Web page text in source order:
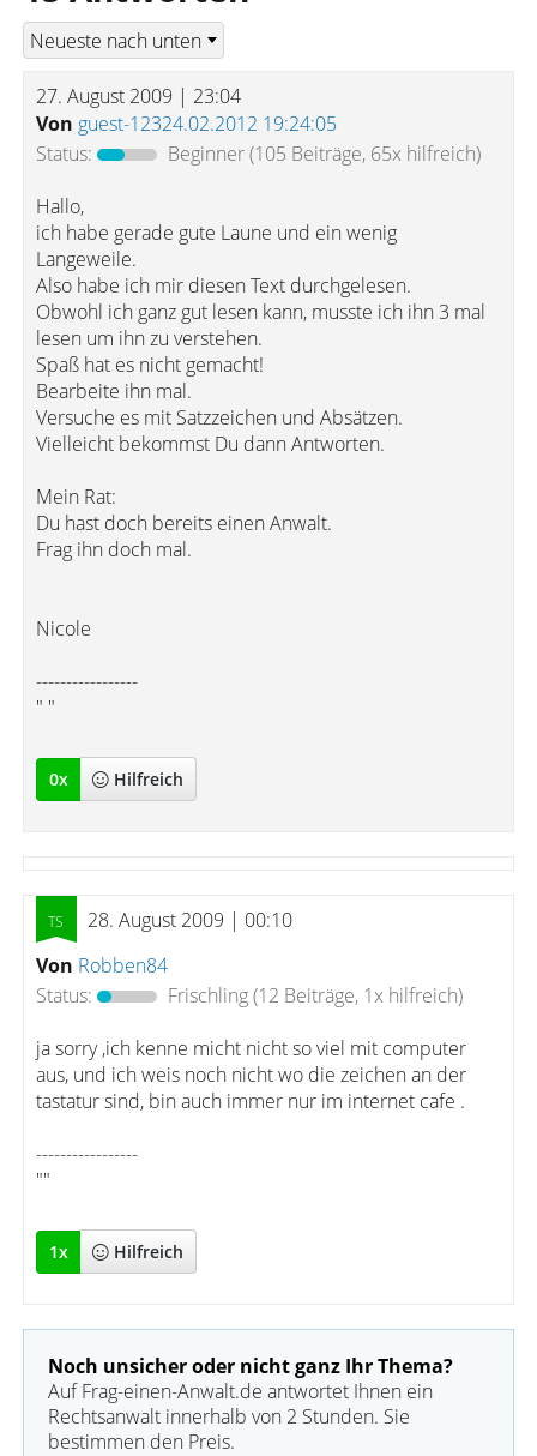
27. August 2009 | 23:04
Von guest-12324.02.2012 19:24:05
Status:
Beginner(105 Beiträge, 65x hilfreich)
Hallo,
ich habe gerade gute Laune und ein wenig
Langeweile.
Also habe ich mir diesen Text durchgelesen.
Obwohl ich ganz gut lesen kann, musste ich ihn 3 mal
lesen um ihn zu verstehen.
Spaß hat es nicht gemacht!
Bearbeite ihn mal.
Versuche es mit Satzzeichen und Absätzen.
Vielleicht bekommst Du dann Antworten.
Mein Rat:
Du hast doch bereits einen Anwalt.
Frag ihn doch mal.
Nicole
-----------------
" "
0x Hilfreich
28. August 2009 | 00:10
Von Robben84
Status:
Frischling(12 Beiträge, 1x hilfreich)
ja sorry ,ich kenne micht nicht so viel mit computer
aus, und ich weis noch nicht wo die zeichen an der
tastatur sind, bin auch immer nur im internet cafe .
-----------------
""
1x Hilfreich
Noch unsicher oder nicht ganz Ihr Thema?
Auf Frag-einen-Anwalt.de antwortet Ihnen ein
Rechtsanwalt innerhalb von 2 Stunden. Sie
bestimmen den Preis.